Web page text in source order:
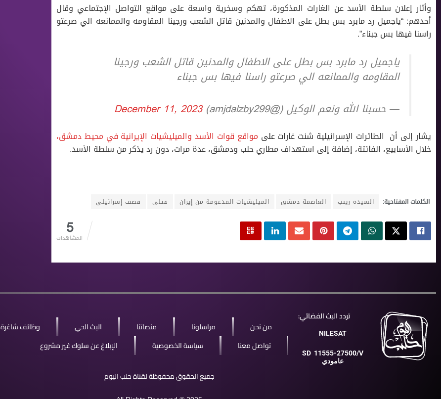
وأثار إعلان سلطة الأسد عن الغارات المذكورة، تهكم وسخرية واسعة على مواقع التواصل الإجتماعي وقال
أحدهم: “ياجميل رد مابرد بس بطل على الاطفال والمدنين قاتل الشعب ورجينا المقاومه والممانعه الي صرعتو
راسنا فيها بس جبناء”.
ياجميل رد مابرد بس بطل على الاطفال والمدنين قاتل الشعب ورجينا
المقاومه والممانعه الي صرعتو راسنا فيها بس جبناء
— حسبنا الله ونعم الوكيل (@amjdalzby299)
December 11, 2023
يشار إلى أن الطائرات اﻹسرائيلية شنت غارات على مواقع قوات اﻷسد والميليشيات اﻹيرانية في محيط دمشق،
خلال الأسابيع، الفائتة، إضافة إلى استهداف مطاري حلب ودمشق، عدة مرات، دون رد يذكر من سلطة الأسد.
الكلمات المفتاحية: السيدة زينب العاصمة دمشق الميليشيات المدعومة من إيران قتلى قصف إسرائيلي
5
المشاهدات
تردد البث الفضائي:
NILESAT
SD 11555-27500/V
عامودي
من نحن مراسلونا منصاتنا البث الحي وظائف شاغرة
تواصل معنا
سياسة الخصوصية الإبلاغ عن سلوك غير مشروع
جميع الحقوق محفوظة لقناة حلب اليوم